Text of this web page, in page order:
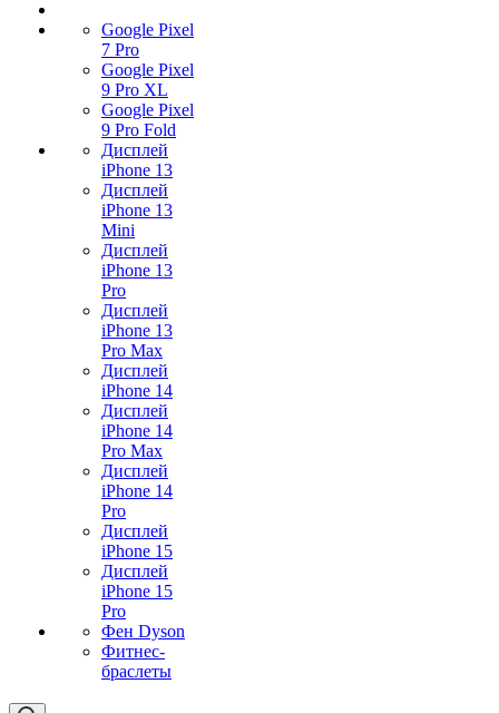
Google Pixel
7 Pro
Google Pixel
9 Pro XL
Google Pixel
9 Pro Fold
Дисплей
iPhone 13
Дисплей
iPhone 13
Mini
Дисплей
iPhone 13
Pro
Дисплей
iPhone 13
Pro Max
Дисплей
iPhone 14
Дисплей
iPhone 14
Pro Max
Дисплей
iPhone 14
Pro
Дисплей
iPhone 15
Дисплей
iPhone 15
Pro
Фен Dyson
Фитнес-
браслеты